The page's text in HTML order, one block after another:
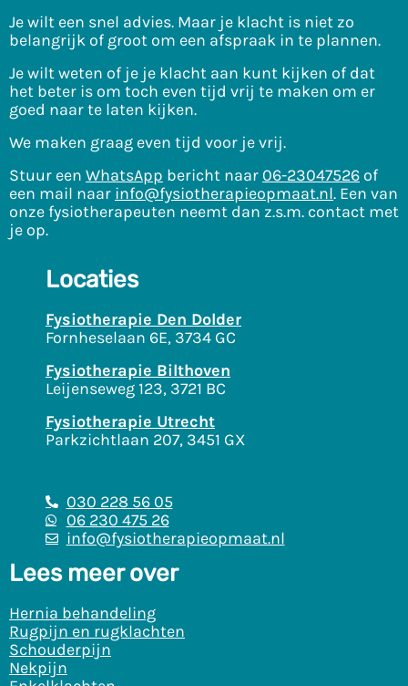
Je wilt een snel advies. Maar je klacht is niet zo
belangrijk of groot om een afspraak in te plannen.
Je wilt weten of je je klacht aan kunt kijken of dat
het beter is om toch even tijd vrij te maken om er
goed naar te laten kijken.
We maken graag even tijd voor je vrij.
Stuur een WhatsApp bericht naar 06-23047526 of
een mail naar info@fysiotherapieopmaat.nl. Een van
onze fysiotherapeuten neemt dan z.s.m. contact met
je op.
Locaties
Fysiotherapie Den Dolder
Fornheselaan 6E, 3734 GC
Fysiotherapie Bilthoven
Leijenseweg 123, 3721 BC
Fysiotherapie Utrecht
Parkzichtlaan 207, 3451 GX
030 228 56 05
06 230 475 26
info@fysiotherapieopmaat.nl
Lees meer over
Hernia behandeling
Rugpijn en rugklachten
Schouderpijn
Nekpijn